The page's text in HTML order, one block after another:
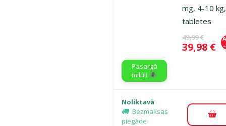
mg, 4-10
tabletes
Oriģinālā
49,99 €
Cena
39,98 €
Pasargā
mīluli 🕷️
Noliktavā
Bezmaksas
piegāde